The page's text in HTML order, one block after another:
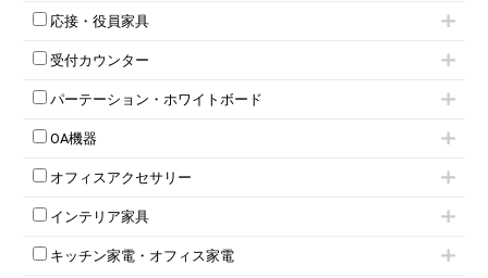
軽量ラック（スチールラック）
収納家具その他
両開書庫
ラテラル書庫
5人用ロッカー
8人用ロッカー
多人数ロッカー
ダイヤル錠ロッカー
ダイヤル錠ロッカー
ワードローブ・クローゼット
ネスティングテーブル
幕板付テーブル
カウンターテーブル
T字脚テーブル
会議テーブルW1200～
会議テーブルW1800～
平行スタックテーブル
会議テーブルその他
キャスター付きミーティングチェア
スタッキングミーティングチェア
テーブル付きミーティングチェア
ネスティングミーティングチェア
折りたたみミーティングチェア
ハイチェア
ミーティングチェアその他
応接・役員家具
応接セット
応接ソファ
応接チェア
応接テーブル
応接・役員家具その他
受付カウンター
ローカウンター
ラウンジカウンター
受付カウンターその他
パーテーション・ホワイトボード
パーテーション
自立タイプパーテーション
パーテーションその他
脚付ホワイトボード
壁掛けホワイトボード
ホワイトボードその他
OA機器
電話機（ビジネスフォン）
シュレッダー
プロジェクター
スクリーン
オフィスアクセサリー
チェア用台車
演台・講演台・演説台
防音パネル
個室ブース
インテリア家具
モールドチェア
ダイニングチェア
キッチン家電・オフィス家電